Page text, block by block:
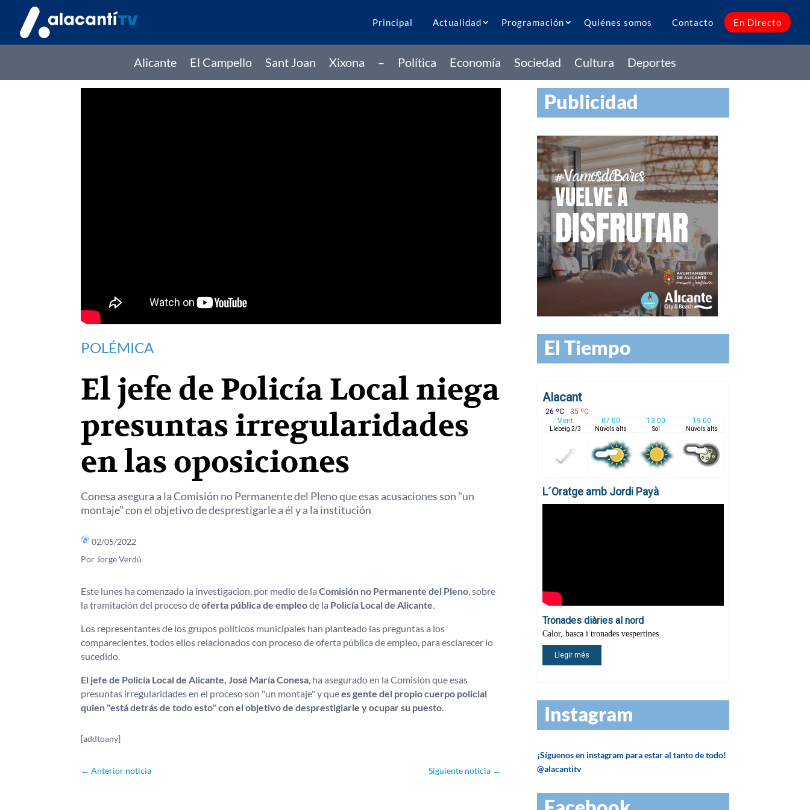
Principal Actualidad Programación Quiénes somos Contacto En Directo
Alicante El Campello Sant Joan Xixona – Política Economía Sociedad Cultura Deportes
POLÉMICA
El jefe de Policía Local niega
presuntas irregularidades
en las oposiciones
Conesa asegura a la Comisión no Permanente del Pleno que esas acusaciones son "un
montaje" con el objetivo de desprestigarle a él y a la institución
02/05/2022
Por Jorge Verdú
Este lunes ha comenzado la investigacion, por medio de laComisión no Permanente del Pleno , sobre
la tramitación del proceso deoferta pública de empleode la Policía Local de Alicante
Los representantes de los grupos políticos municipales han planteado las preguntas a los
comparecientes, todos ellos relacionados con proceso de oferta pública de empleo, para esclarecer lo
sucedido.
El jefe de Policía Local de Alicante, José María Conesa , ha asegurado en la Comisión que esas
presuntas irregularidades en el proceso son "un montaje" y quees gente del propio cuerpo policial
quien "está detrás de todo esto" con el objetivo de desprestigiarle y ocupar su puesto
[addtoany]
←Anterior noticia Siguiente noticia →
Publicidad
El Tiempo
Instagram
¡Síguenos en instagram para estar al tanto de todo!
@alacantitv